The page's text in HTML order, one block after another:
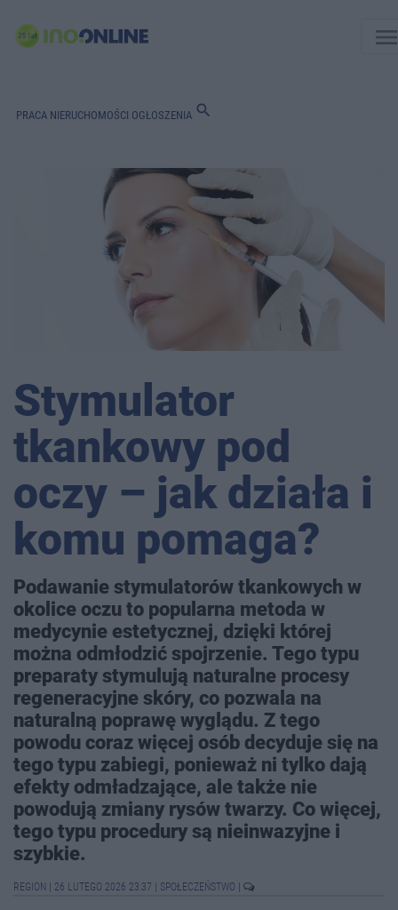
PRACA NIERUCHOMOŚCI OGŁOSZENIA search
Stymulator
tkankowy pod
oczy – jak działa i
komu pomaga?
Podawanie stymulatorów tkankowych w
okolice oczu to popularna metoda w
medycynie estetycznej, dzięki której
można odmłodzić spojrzenie. Tego typu
preparaty stymulują naturalne procesy
regeneracyjne skóry, co pozwala na
naturalną poprawę wyglądu. Z tego
powodu coraz więcej osób decyduje się na
tego typu zabiegi, ponieważ ni tylko dają
efekty odmładzające, ale także nie
powodują zmiany rysów twarzy. Co więcej,
tego typu procedury są nieinwazyjne i
szybkie.
REGION 26 LUTEGO 2026 23:37 SPOŁECZEŃSTWO